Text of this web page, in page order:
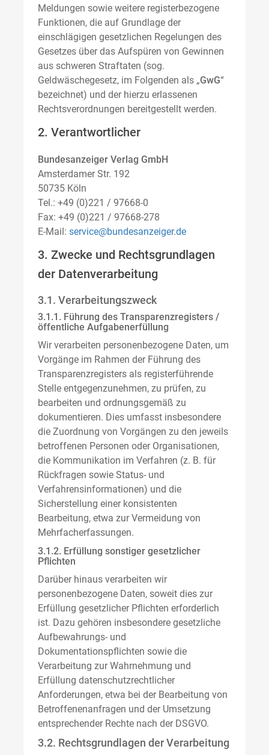
Meldungen sowie weitere registerbezogene
Funktionen, die auf Grundlage der
einschlägigen gesetzlichen Regelungen des
Gesetzes über das Aufspüren von Gewinnen
aus schweren Straftaten (sog.
Geldwäschegesetz, im Folgenden als „GwG“
bezeichnet) und der hierzu erlassenen
Rechtsverordnungen bereitgestellt werden.
2. Verantwortlicher
Bundesanzeiger Verlag GmbH
Amsterdamer Str. 192
50735 Köln
Tel.: +49 (0)221 / 97668-0
Fax: +49 (0)221 / 97668-278
E-Mail: service@bundesanzeiger.de
3. Zwecke und Rechtsgrundlagen
der Datenverarbeitung
3.1. Verarbeitungszweck
3.1.1. Führung des Transparenzregisters /
öffentliche Aufgabenerfüllung
Wir verarbeiten personenbezogene Daten, um
Vorgänge im Rahmen der Führung des
Transparenzregisters als registerführende
Stelle entgegenzunehmen, zu prüfen, zu
bearbeiten und ordnungsgemäß zu
dokumentieren. Dies umfasst insbesondere
die Zuordnung von Vorgängen zu den jeweils
betroffenen Personen oder Organisationen,
die Kommunikation im Verfahren (z. B. für
Rückfragen sowie Status- und
Verfahrensinformationen) und die
Sicherstellung einer konsistenten
Bearbeitung, etwa zur Vermeidung von
Mehrfacherfassungen.
3.1.2. Erfüllung sonstiger gesetzlicher
Pflichten
Darüber hinaus verarbeiten wir
personenbezogene Daten, soweit dies zur
Erfüllung gesetzlicher Pflichten erforderlich
ist. Dazu gehören insbesondere gesetzliche
Aufbewahrungs- und
Dokumentationspflichten sowie die
Verarbeitung zur Wahrnehmung und
Erfüllung datenschutzrechtlicher
Anforderungen, etwa bei der Bearbeitung von
Betroffenenanfragen und der Umsetzung
entsprechender Rechte nach der DSGVO.
3.2. Rechtsgrundlagen der Verarbeitung